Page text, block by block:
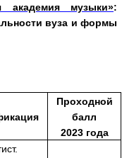
академия музыки»:
вуза и формы
Проходной
балл
2023 года